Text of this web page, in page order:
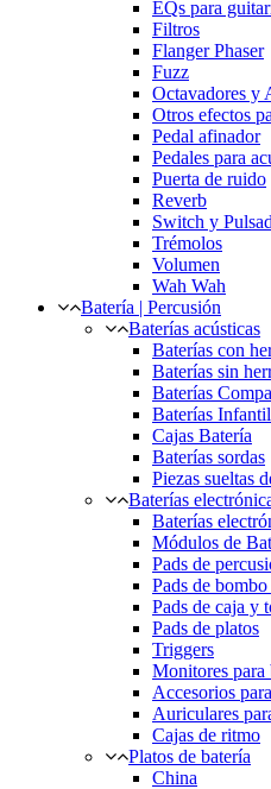
EQs para
Filtros
Flanger Phaser
Fuzz
Octavadores y
Otros efectos
Pedal afinador
Pedales para
Puerta de ruido
Reverb
Switch y
Trémolos
Volumen
Wah Wah
Batería | Percusión
Baterías acústicas
Baterías con
Baterías sin
Baterías
Baterías
Cajas Batería
Baterías sordas
Piezas sueltas
Baterías
Baterías
Módulos de
Pads de
Pads de
Pads de caja y
Pads de platos
Triggers
Monitores para
Accesorios
Auriculares
Cajas de ritmo
Platos de batería
China